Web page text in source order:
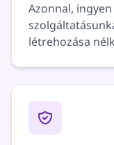
Azonnal,
létrehozása